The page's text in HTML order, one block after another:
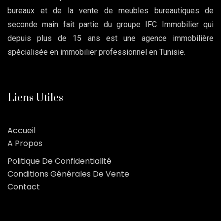
bureaux et de la vente de meubles bureautiques de
seconde main fait partie du groupe IFC Immobilier qui
depuis plus de 15 ans est une agence immobilière
spécialisée en immobilier professionnel en Tunisie.
Liens Utiles
Accueil
A Propos
Politique De Confidentialité
Conditions Générales De Vente
Contact